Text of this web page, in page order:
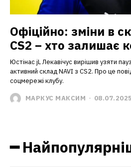
Офіційно: зміни в
CS2 – хто залишає
Юстінас jL Лекавічус вирішив узяти
активний склад NAVI з CS2. Про це
соцмережі клубу.
МАРКУС МАКСИМ - 08.07.2025
━